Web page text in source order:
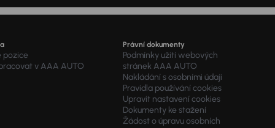
pozice
v AAA AUTO
Právní dokumenty
Podmínky užití webových
stránek AAA AUTO
Nakládání s osobními údaji
Pravidla používání cookies
Upravit nastavení cookies
Dokumenty ke stažení
Žádost o úpravu osobních